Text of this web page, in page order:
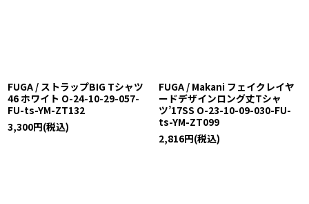
FUGA / ストラップBIG Tシャツ
46 ホワイト O-24-10-29-057-
FU-ts-YM-ZT132
3,300円(税込)
FUGA / Makani フェイクレイヤ
ードデザインロング丈Tシャ
ツ’17SS O-23-10-09-030-FU-
ts-YM-ZT099
2,816円(税込)